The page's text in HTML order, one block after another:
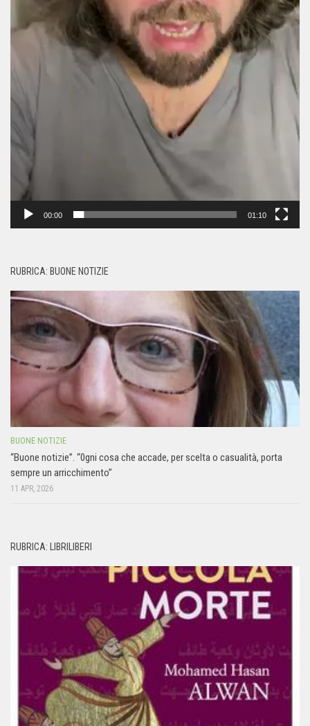
00:00 01:10
RUBRICA: BUONE NOTIZIE
BUONE NOTIZIE
“Buone notizie”. “0gni cosa che accade, per scelta o casualità, porta
sempre un arricchimento”
11 APR, 2026
RUBRICA: LIBRILIBERI